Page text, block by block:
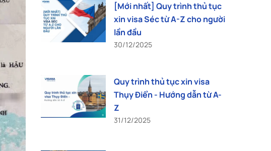
[Mới nhất] Quy trình thủ tục
xin visa Séc từ A-Z cho người
lần đầu
30/12/2025
Quy trình thủ tục xin visa
Thụy Điển - Hướng dẫn từ A-
Z
31/12/2025